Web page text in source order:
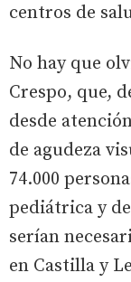
centros de
No hay que
Crespo, que,
desde
de agudeza
74.000
pediátrica y
serían
en Castilla y